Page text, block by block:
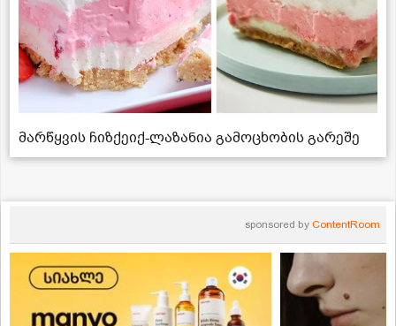
მარწყვის ჩიზქეიქ-ლაზანია გამოცხობის გარეშე
sponsored by ContentRoom